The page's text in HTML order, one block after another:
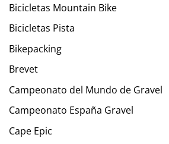
Bicicletas Mountain Bike
Bicicletas Pista
Bikepacking
Brevet
Campeonato del Mundo de Gravel
Campeonato España Gravel
Cape Epic